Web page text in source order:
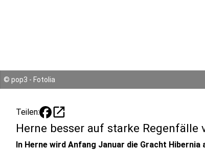
© pop3 - Fotolia
Teilen: open_in_new
Herne besser auf starke Regenfälle
In Herne wird Anfang Januar die Gracht Hibernia